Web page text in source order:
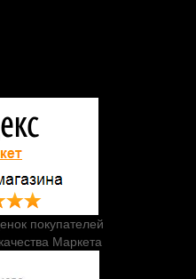
покупателей
Маркета